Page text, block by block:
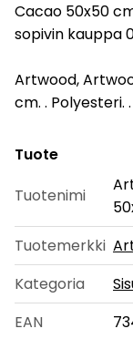
Cacao 50x50
sopivin kauppa
Artwood,
cm. . Polyesteri. .
Tuote
Tuotenimi
Tuotemerkki
Kategoria
EAN